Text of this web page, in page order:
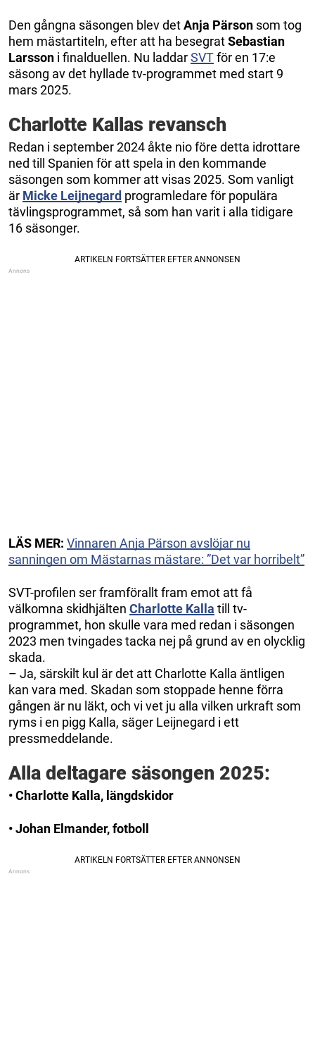
Den gångna säsongen blev detAnja Pärson som tog
hem mästartiteln, efter att ha besegratSebastian
Larsson i finalduellen. Nu laddarSVTför en 17:e
säsong av det hyllade tv-programmet med start 9
mars 2025.
Charlotte Kallas revansch
Redan i september 2024 åkte nio före detta idrottare
ned till Spanien för att spela in den kommande
säsongen som kommer att visas 2025. Som vanligt
är Micke Leijnegard programledare för populära
tävlingsprogrammet, så som han varit i alla tidigare
16 säsonger.
LÄS MER: Vinnaren Anja Pärson avslöjar nu
sanningen om Mästarnas mästare: ”Det var horribelt”
SVT-profilen ser framförallt fram emot att få
välkomna skidhjälten Charlotte Kalla till tv-
programmet, hon skulle vara med redan i säsongen
2023 men tvingades tacka nej på grund av en olycklig
skada.
– Ja, särskilt kul är det att Charlotte Kalla äntligen
kan vara med. Skadan som stoppade henne förra
gången är nu läkt, och vi vet ju alla vilken urkraft som
ryms i en pigg Kalla, säger Leijnegard i ett
pressmeddelande.
Alla deltagare säsongen 2025:
• Charlotte Kalla, längdskidor
• Johan Elmander, fotboll